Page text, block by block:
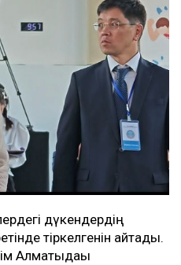
дүкендердің
тіркелгенін айтады.
Алматыдағы